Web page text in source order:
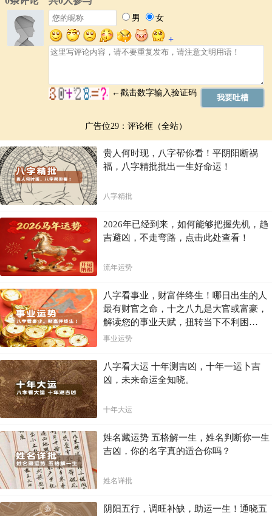
冲合害等诸多组合进行深入研究分析，从而判断两人婚配是否合适。
在选择合婚师时，务必选择经验丰富、专业水平高的合婚师，以确保合
婚结果的准确性。选择合婚师时，要仔细了解其合婚经验和专业知识，
并对合婚师的水平进行综合考量，从而避免选择不合适的合婚师。
随着社会的发展和人们对婚姻观念的不断更新，八字合婚也在不断地完
善和发展。八字合婚结合现代心理学、社会学等学科的知识，能够更好
助人们找到更合适的伴侣，打造更幸福的婚姻。
八字合婚，不仅仅是寻求一个匹配的伴侣，更是帮助我们更好地了解自
己，更好地了解对方，更好地规划未来。通过对八字信息的解读，我们
可以更清晰地认识到自身的优势和不足，更深刻地理解伴侣的性格和需
求，从而在婚姻的道路上少走弯路，共同走向幸福的未来。
开启幸福婚姻新篇章，从精准八字合婚开始。
联系方式： (此处可添加联系方式，例如电话号码、微信号、网站链接
等)
广告位29：评论框（全站）
贵人何时现，八字帮你看！平阴阳断祸
福，八字精批批出一生好命运！
八字精批
2026年已经到来，如何能够把握先机，趋
吉避凶，不走弯路，点击此处查看！
流年运势
八字看事业，财富伴终生！哪日出生的人
最有财官之命，十之八九是大官或富豪，
解读您的事业天赋，扭转当下不利困
局！！
事业运势
八字看大运 十年测吉凶，十年一运卜吉
凶，未来命运全知晓。
十年大运
姓名藏运势 五格解一生，姓名判断你一生
吉凶，你的名字真的适合你吗？
姓名详批
阴阳五行，调旺补缺，助运一生！通晓五